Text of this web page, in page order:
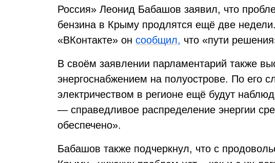
Россия» Леонид Бабашов заявил, что
бензина в Крыму продлятся ещё две
«ВКонтакте» он сообщил, что «пути
В своём заявлении парламентарий также
энергоснабжением на полуострове. По его
электричеством в регионе ещё будут
— справедливое распределение энергии
обеспечено».
Бабашов также подчеркнул, что с